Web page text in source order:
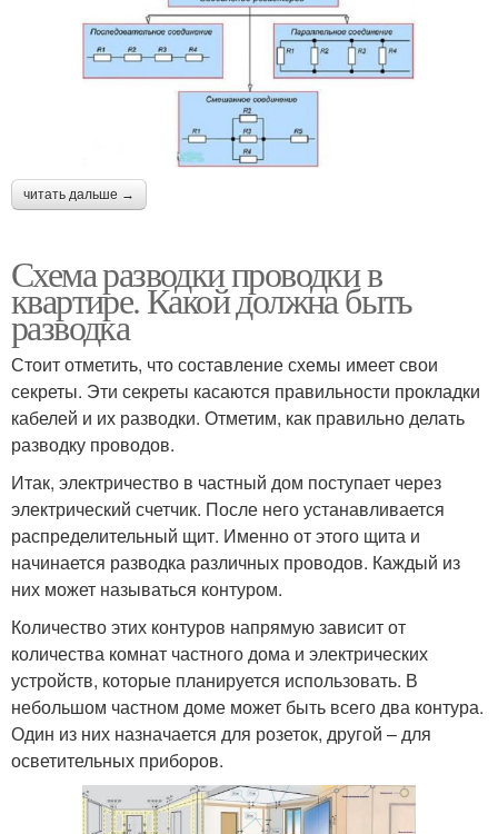
читать дальше →
Схема разводки проводки в
квартире. Какой должна быть
разводка
Стоит отметить, что составление схемы имеет свои
секреты. Эти секреты касаются правильности прокладки
кабелей и их разводки. Отметим, как правильно делать
разводку проводов.
Итак, электричество в частный дом поступает через
электрический счетчик. После него устанавливается
распределительный щит. Именно от этого щита и
начинается разводка различных проводов. Каждый из
них может называться контуром.
Количество этих контуров напрямую зависит от
количества комнат частного дома и электрических
устройств, которые планируется использовать. В
небольшом частном доме может быть всего два контура.
Один из них назначается для розеток, другой – для
осветительных приборов.